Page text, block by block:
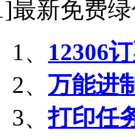
最新免费
12306
万能进
打印任